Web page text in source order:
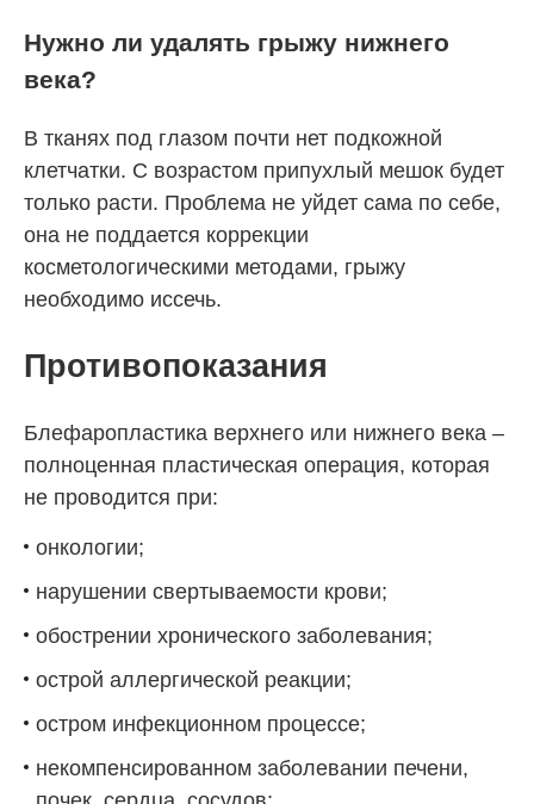
Нужно ли удалять грыжу нижнего
века?
В тканях под глазом почти нет подкожной
клетчатки. С возрастом припухлый мешок будет
только расти. Проблема не уйдет сама по себе,
она не поддается коррекции
косметологическими методами, грыжу
необходимо иссечь.
Противопоказания
Блефаропластика верхнего или нижнего века –
полноценная пластическая операция, которая
не проводится при:
онкологии;
нарушении свертываемости крови;
обострении хронического заболевания;
острой аллергической реакции;
остром инфекционном процессе;
некомпенсированном заболевании печени,